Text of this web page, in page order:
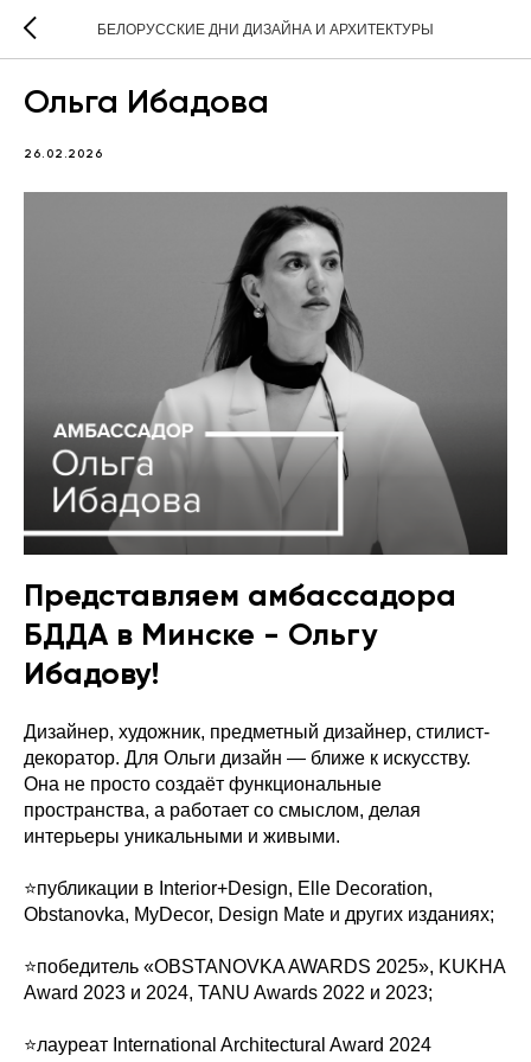
БЕЛОРУССКИЕ ДНИ ДИЗАЙНА И АРХИТЕКТУРЫ
Ольга Ибадова
26.02.2026
Представляем амбассадора
БДДА в Минске - Ольгу
Ибадову!
Дизайнер, художник, предметный дизайнер, стилист-
декоратор. Для Ольги дизайн — ближе к искусству.
Она не просто создаёт функциональные
пространства, а работает со смыслом, делая
интерьеры уникальными и живыми.
⭐️публикации в Interior+Design, Elle Decoration,
Obstanovka, MyDecor, Design Mate и других изданиях;
⭐️победитель «OBSTANOVKA AWARDS 2025», KUKHA
Award 2023 и 2024, TANU Awards 2022 и 2023;
⭐️лауреат International Architectural Award 2024